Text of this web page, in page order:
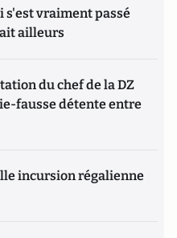
s'est vraiment passé
ailleurs
du chef de la DZ
fausse détente entre
incursion régalienne